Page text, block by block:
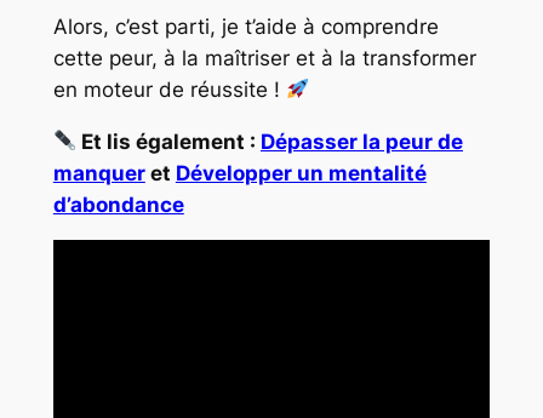
Alors, c’est parti, je t’aide à comprendre
cette peur, à la maîtriser et à la transformer
en moteur de réussite !
Et lis également : Dépasser la peur de
manqueret Développer un mentalité
d’abondance